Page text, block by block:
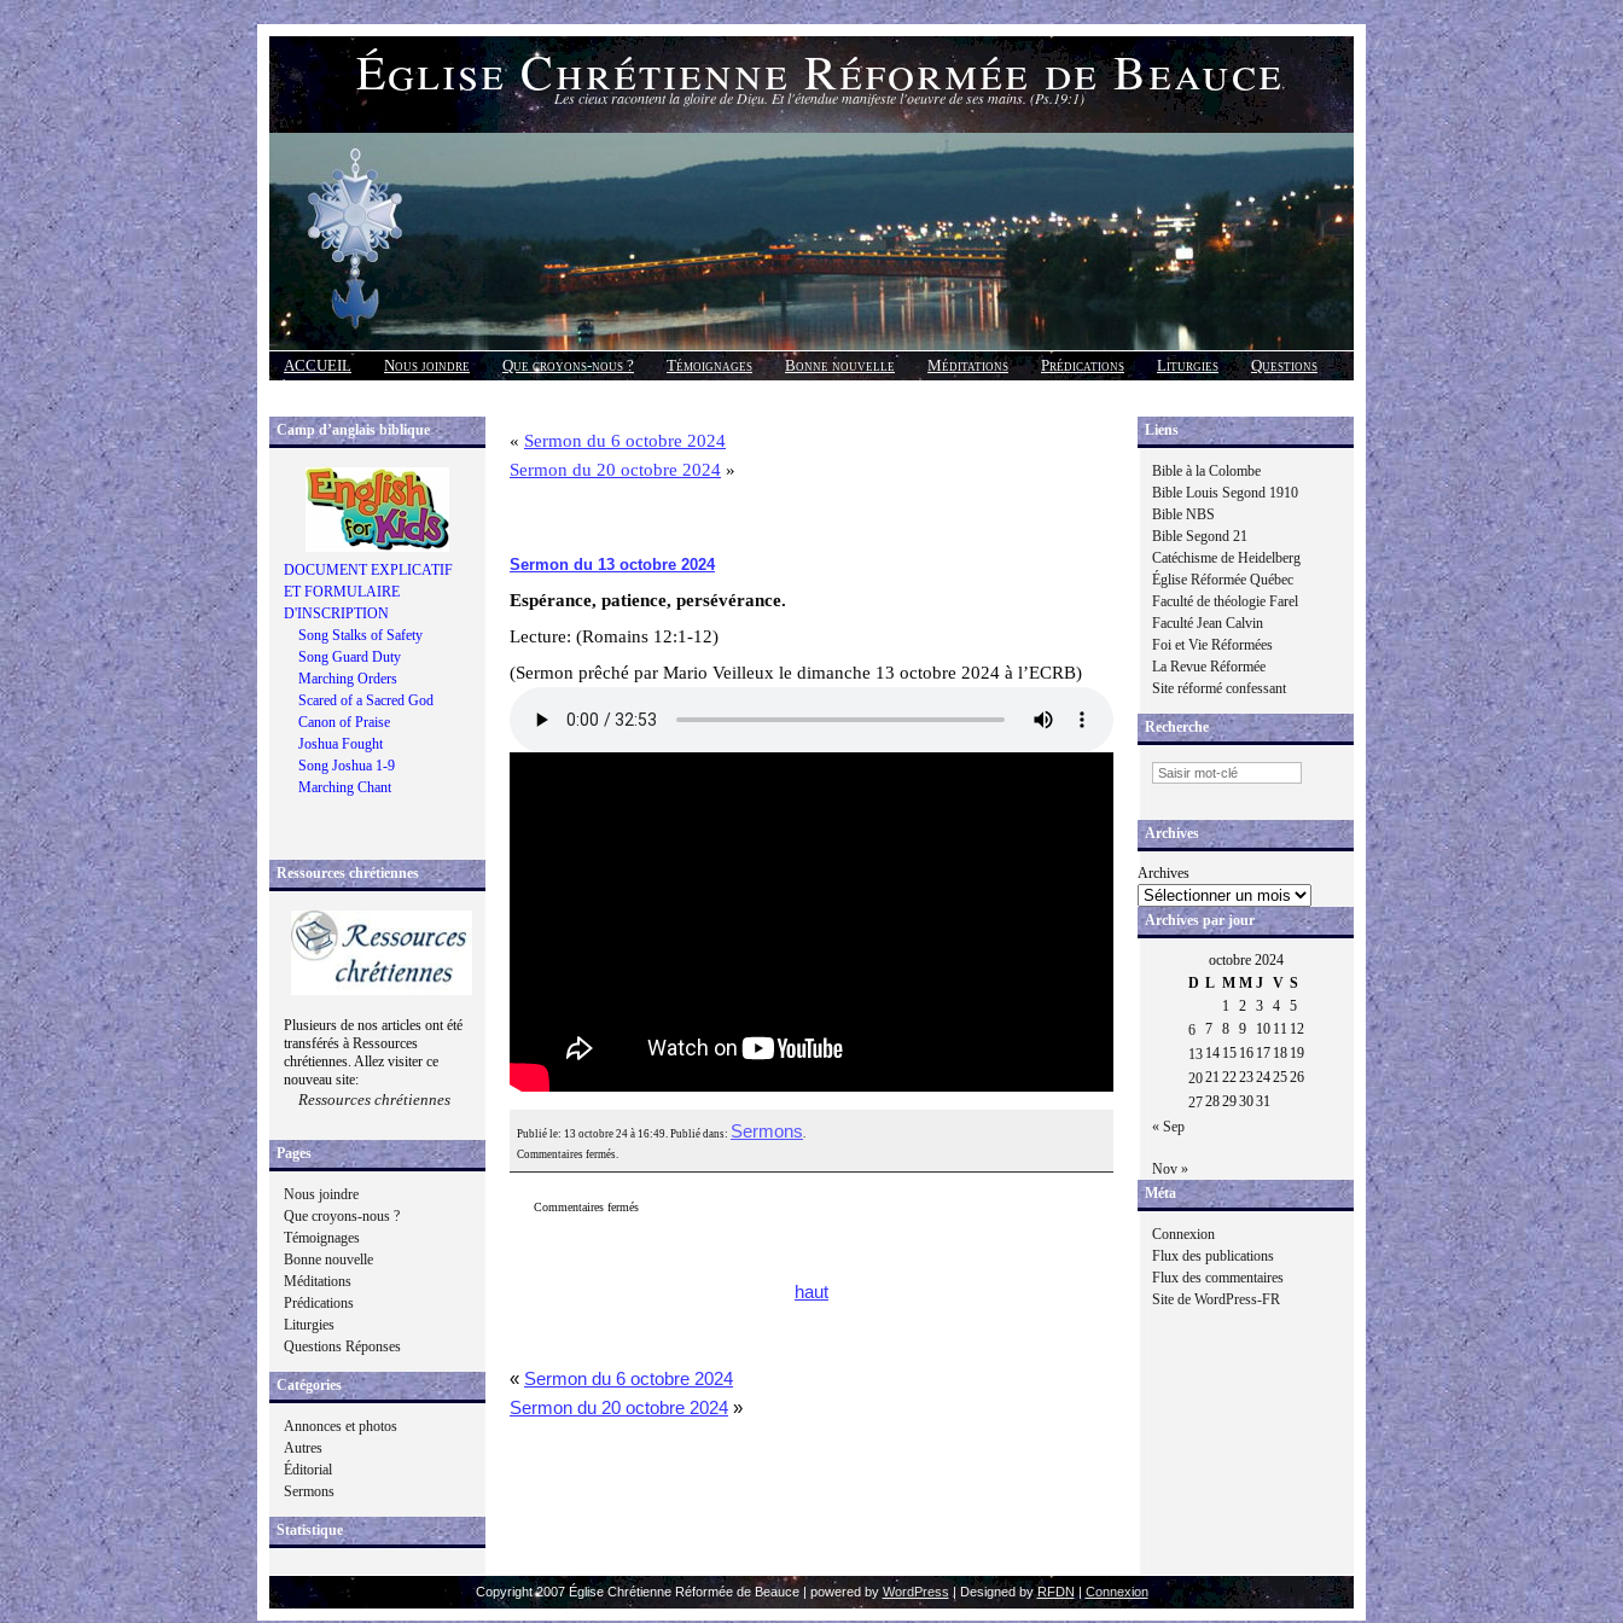
Église Chrétienne Réformée de Beauce
Les cieux racontent la gloire de Dieu. Et l'étendue manifeste l'oeuvre de ses mains. (Ps.19:1)
ACCUEIL Nous joindre Que croyons-nous ? Témoignages Bonne nouvelle Méditations Prédications Liturgies
Questions
Réponses
Camp d’anglais biblique
DOCUMENT EXPLICATIF
ET FORMULAIRE
D'INSCRIPTION
Song Stalks of Safety
Song Guard Duty
Marching Orders
Scared of a Sacred God
Canon of Praise
Joshua Fought
Song Joshua 1-9
Marching Chant
Ressources chrétiennes
Plusieurs de nos articles ont été
transférés à Ressources
chrétiennes. Allez visiter ce
nouveau site:
Ressources chrétiennes
Pages
Nous joindre
Que croyons-nous ?
Témoignages
Bonne nouvelle
Méditations
Prédications
Liturgies
Questions Réponses
Catégories
Annonces et photos
Autres
Éditorial
Sermons
Statistique
« Sermon du 6 octobre 2024
Sermon du 20 octobre 2024 »
Sermon du 13 octobre 2024
Espérance, patience, persévérance.
Lecture: (Romains 12:1-12)
(Sermon prêché par Mario Veilleux le dimanche 13 octobre 2024 à l’ECRB)
Publié le: 13 octobre 24 à 16:49. Publié dans: Sermons
Commentaires fermés.
Commentaires fermés
haut
« Sermon du 6 octobre 2024
Sermon du 20 octobre 2024 »
Liens
Bible à la Colombe
Bible Louis Segond 1910
Bible NBS
Bible Segond 21
Catéchisme de Heidelberg
Église Réformée Québec
Faculté de théologie Farel
Faculté Jean Calvin
Foi et Vie Réformées
La Revue Réformée
Site réformé confessant
Recherche
Archives
Archives
Archives par jour
octobre 2024
D L M M J V S
1
2 3 4
5
6
7 8 9 10 11 12
13 14 15 16 17 18 19
2021 2223242526
2728293031
« Sep
Nov »
Méta
Connexion
Flux des publications
Flux des commentaires
Site de WordPress-FR
Copyright 2007 Église Chrétienne Réformée de Beauce | powered by WordPress | Designed byRFDN | Connexion